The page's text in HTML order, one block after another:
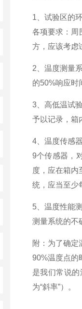
1 、试验区的
各项要求：周
方，应该考虑
2 、温度测量
的50%响应时
3、高低温试
予以记录，箱
4、温度传感
9个传感器，
度，应在箱内
统，应当至少
5、温度性能
测量系统的不
附：为了确定
90%温度点的
是我们常说
为“斜率”）。